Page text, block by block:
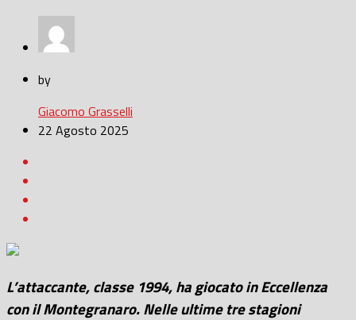
by
Giacomo Grasselli
22 Agosto 2025
L’attaccante, classe 1994, ha giocato in Eccellenza
con il Montegranaro. Nelle ultime tre stagioni